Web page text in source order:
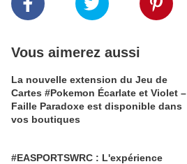
Vous aimerez aussi
La nouvelle extension du Jeu de
Cartes #Pokemon Écarlate et Violet –
Faille Paradoxe est disponible dans
vos boutiques
#EASPORTSWRC : L'expérience